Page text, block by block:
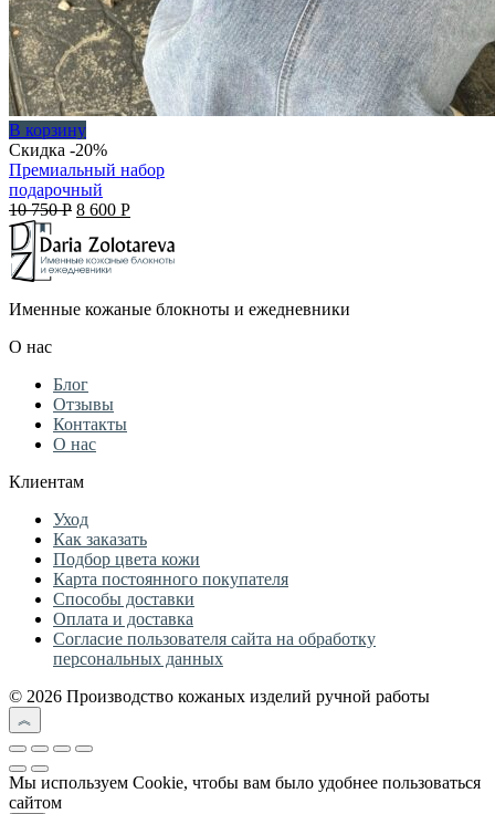
В корзину
Скидка -20%
Премиальный набор
подарочный
10 750Р Original
was:
10
8 600 РCurrent
is:
8
Именные кожаные блокноты и ежедневники
О нас
Блог
Отзывы
Контакты
О нас
Клиентам
Уход
Как заказать
Подбор цвета кожи
Карта постоянного покупателя
Способы доставки
Оплата и доставка
Согласие пользователя сайта на обработку
персональных данных
© 2026 Производство кожаных изделий ручной работы
Мы используем Cookie, чтобы вам было удобнее пользоваться
сайтом